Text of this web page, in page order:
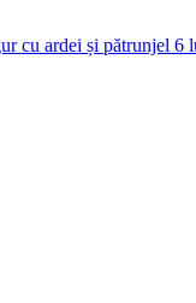
cu ardei și pătrunjel 6